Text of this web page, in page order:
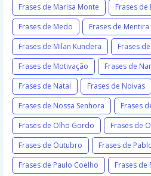
Frases de Marisa Monte
Frases
Frases de Medo
Frases de Mentira
Frases de Milan Kundera
Frases
Frases de Motivação
Frases de
Frases de Natal
Frases de Noivas
Frases de Nossa Senhora
Frases
Frases de Olho Gordo
Frases de
Frases de Outubro
Frases de
Frases de Paulo Coelho
Frases de